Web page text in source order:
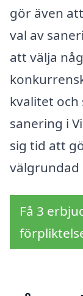
gör även
val av
att välja
kvalitet
sanering i
sig tid att
välgrundad
Få 3